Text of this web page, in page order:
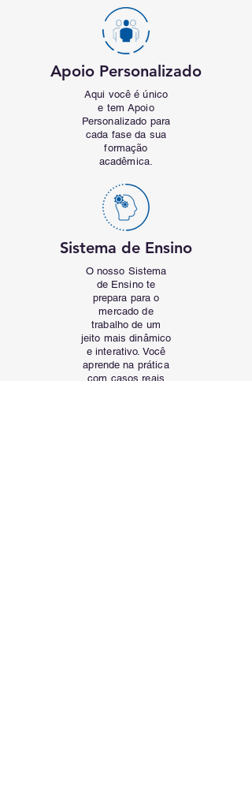
Apoio Personalizado
Aqui você é único
e tem Apoio
Personalizado para
cada fase da sua
formação
acadêmica.
Sistema de Ensino
O nosso Sistema
de Ensino te
prepara para o
mercado de
trabalho de um
jeito mais dinâmico
e interativo. Você
aprende na prática
com casos reais